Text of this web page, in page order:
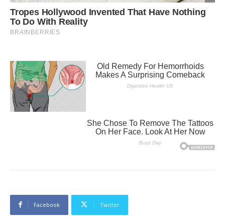
Facebook Twitter